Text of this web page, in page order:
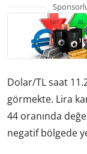
Dolar/TL saat
görmekte. Lira
44 oranında
negatif bölgede